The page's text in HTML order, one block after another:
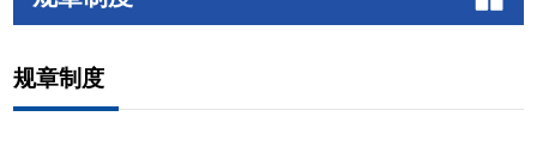
规章制度